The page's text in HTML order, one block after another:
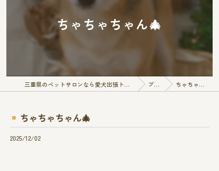
ちゃちゃちゃん🎄
三重県のペットサロンなら愛犬出張トリミング E-QunQun ブログ ちゃちゃちゃん🎄
ちゃちゃちゃん🎄
2025/12/02